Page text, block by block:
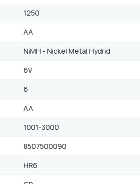
1250
AA
NiMH - Nickel Metal Hydrid
6V
6
AA
1001-3000
8507500090
HR6